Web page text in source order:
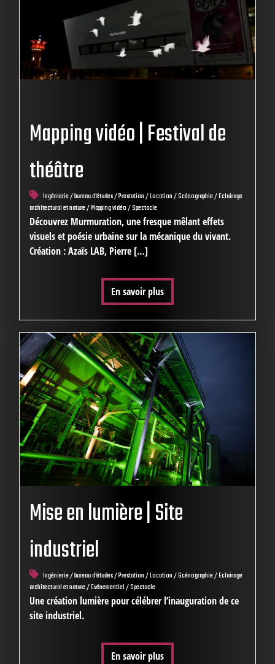
Mapping vidéo | Festival de
théâtre
Ingénierie / bureau d'études / Prestation / Location / Scénographie / Eclairage
architectural et nature / Mapping vidéo / Spectacle
Découvrez Murmuration, une fresque mêlant effets
visuels et poésie urbaine sur la mécanique du vivant.
Création : Azaïs LAB, Pierre […]
En savoir plus
Mise en lumière | Site
industriel
Ingénierie / bureau d'études / Prestation / Location / Scénographie / Eclairage
architectural et nature / Evénementiel / Spectacle
Une création lumière pour célébrer l’inauguration de ce
site industriel.
En savoir plus